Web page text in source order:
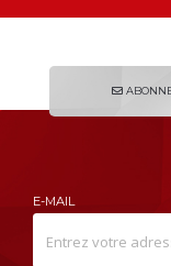
E-MAIL